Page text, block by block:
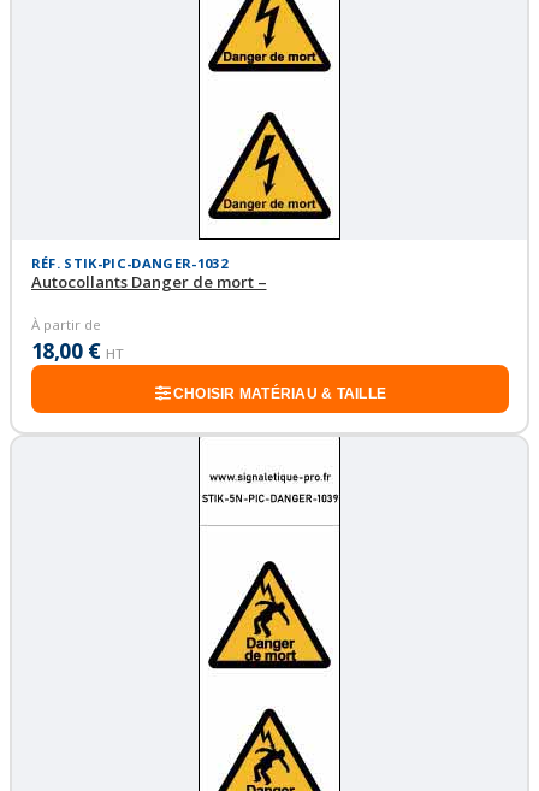
RÉF. STIK-PIC-DANGER-1032
Autocollants Danger de mort –
À partir de
18,00 € HT
CHOISIR MATÉRIAU & TAILLE